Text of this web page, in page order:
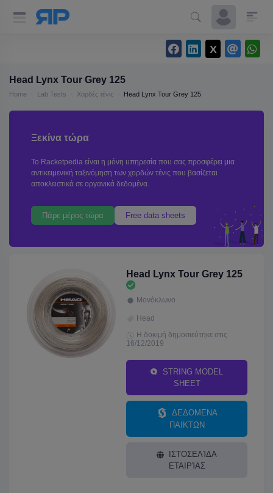
Head Lynx Tour Grey 125
Home Lab Tests Χορδές τένις Head Lynx Tour Grey 125
Ξεκίνα τώρα
Το Racketpedia είναι η μόνη υπηρεσία που σας προσφέρει μια
αντικειμενική ταξινόμηση των χορδών τένις που βασίζεται
αποκλειστικά σε οργανικά δεδομένα.
Πάρε μέρος τώρα Free data sheets
Head Lynx Tour Grey 125
Μονόκλωνο
Head
Η δοκιμή δημοσιεύτηκε στις
16/12/2019
STRING MODEL
SHEET
ΔΕΔΟΜΕΝΑ
ΠΑΙΚΤΩΝ
ΙΣΤΟΣΕΛΊΔΑ
ΕΤΑΙΡΊΑΣ